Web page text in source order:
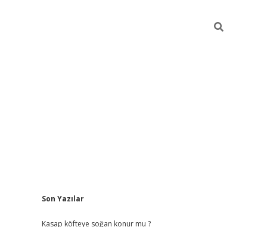
Sidebar
Son Yazılar
Kasap köfteye soğan konur mu ?